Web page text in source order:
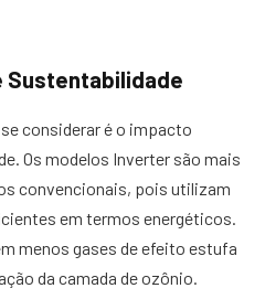
Sustentabilidade
considerar é o impacto
Os modelos Inverter são mais
convencionais, pois utilizam
em termos energéticos.
menos gases de efeito estufa
da camada de ozônio.